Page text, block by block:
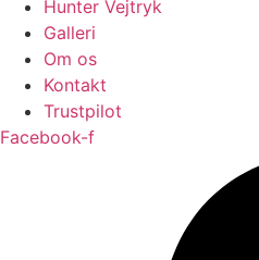
Hunter Vejtryk
Galleri
Om os
Kontakt
Trustpilot
Facebook-f